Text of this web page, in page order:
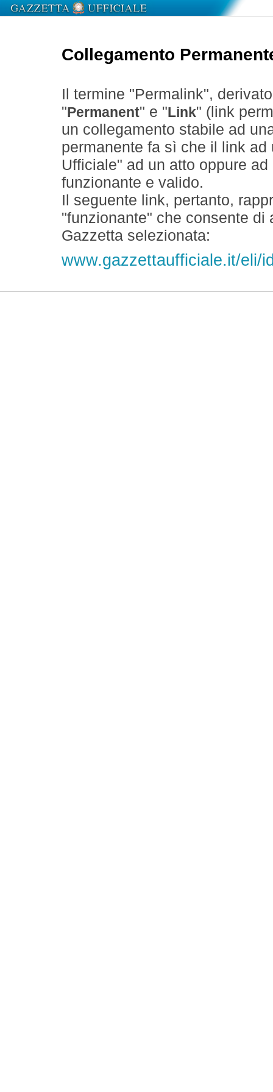
Collegamento
Il termine "Permalink",
" Permanent" e " Link" (link
un collegamento stabile ad
permanente fa sì che il link
Ufficiale" ad un atto oppure
funzionante e valido.
Il seguente link, pertanto,
"funzionante" che consente
Gazzetta selezionata:
www.gazzettaufficiale.it/eli/